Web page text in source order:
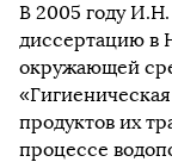
В 2005 году
диссертацию в
окружающей
продуктов их
процессе